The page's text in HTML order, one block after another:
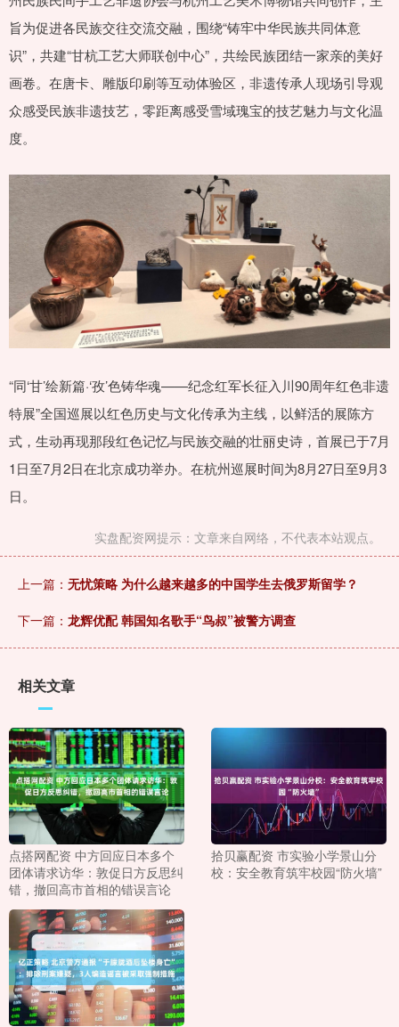
旨为促进各民族交往交流交融，围绕“铸牢中华民族共同体意
识”，共建“甘杭工艺大师联创中心”，共绘民族团结一家亲的美好
画卷。在唐卡、雕版印刷等互动体验区，非遗传承人现场引导观
众感受民族非遗技艺，零距离感受雪域瑰宝的技艺魅力与文化温
度。
“同‘甘’绘新篇·‘孜’色铸华魂——纪念红军长征入川90周年红色非遗
特展”全国巡展以红色历史与文化传承为主线，以鲜活的展陈方
式，生动再现那段红色记忆与民族交融的壮丽史诗，首展已于7月
1日至7月2日在北京成功举办。在杭州巡展时间为8月27日至9月3
日。
实盘配资网提示：文章来自网络，不代表本站观点。
上一篇： 无忧策略 为什么越来越多的中国学生去俄罗斯留学？
下一篇： 龙辉优配 韩国知名歌手“鸟叔”被警方调查
相关文章
点搭网配资 中方回应日本多个
团体请求访华：敦促日方反思纠
错，撤回高市首相的错误言论
拾贝赢配资 市实验小学景山分
校：安全教育筑牢校园“防火墙”